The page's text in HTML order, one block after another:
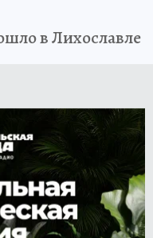
в Лихославле